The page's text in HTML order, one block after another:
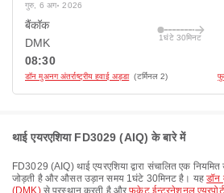
गुरु, 6 अग॰ 2026
बैंकॉक
DMK
08:30
डॉन मुअनग अंतर्राष्ट्रीय हवाई अड्डा (टर्मिनल 2)
1घंटे 30मिनट
थाई एयरएशिया FD3029 (AIQ) के बारे में
FD3029 (AIQ) थाई एयरएशिया द्वारा संचालित एक
जोड़ती है और औसत उड़ान समय 1घंटे 30मिनट है। यहडॉन
(DMK) से प्रस्थान करती है औरफुकेट ईन्टरनेशनल